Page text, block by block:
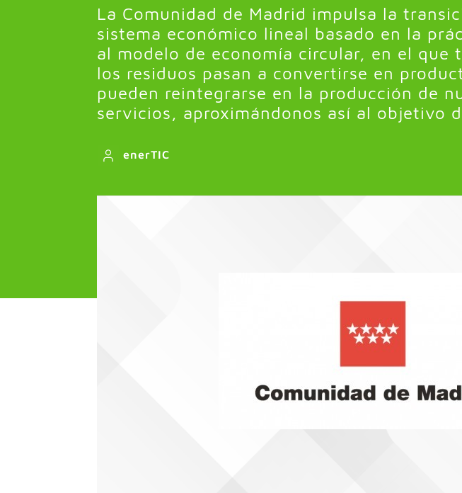
La Comunidad de Madrid impulsa la
sistema económico lineal basado en la
al modelo de economía circular, en el que
los residuos pasan a convertirse en
pueden reintegrarse en la producción de
servicios, aproximándonos así al objetivo
enerTIC